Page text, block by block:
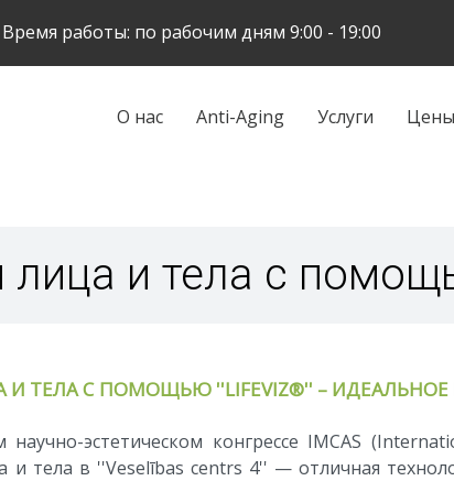
to
main
Время работы: по рабочим дням 9:00 - 19:00
Galvenā
О нас Anti-Aging Услуги Цены
лица и тела с
И ТЕЛА С ПОМОЩЬЮ ''LIFEVIZ®'' –
эстетическом конгрессе IMCAS
и тела в ''Veselības centrs 4'' — отличная